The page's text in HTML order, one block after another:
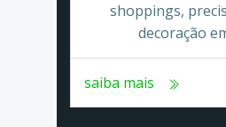
shoppings,
decoração
saiba mais